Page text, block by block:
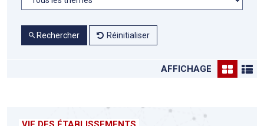
Rechercher Réinitialiser
AFFICHAGE